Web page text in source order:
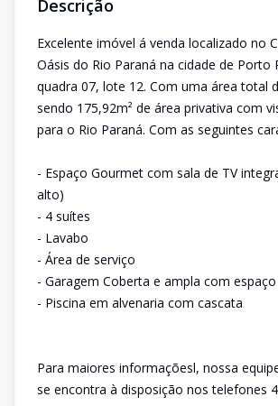
Descrição
Excelente imóvel á venda localizado no
Oásis do Rio Paraná na cidade de Porto
quadra 07, lote 12. Com uma área total
sendo 175,92m² de área privativa com
para o Rio Paraná. Com as seguintes
- Espaço Gourmet com sala de TV
alto)
- 4 suítes
- Lavabo
- Área de serviço
- Garagem Coberta e ampla com
- Piscina em alvenaria com cascata
Para maiores informaçõesl, nossa
se encontra à disposição nos telefones